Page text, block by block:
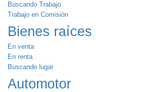
Buscando Trabajo
Trabajo en Comisión
Bienes raíces
En venta
En renta
Buscando lugar
Automotor